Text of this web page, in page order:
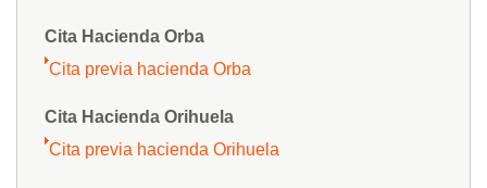
Cita Hacienda Orba
Cita previa hacienda Orba
Cita Hacienda Orihuela
Cita previa hacienda Orihuela